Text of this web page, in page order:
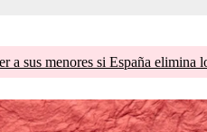
a sus menores si España elimina